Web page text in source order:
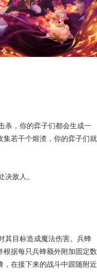
杀，你的弈子们都会生成一
集若干个熔渣，你的弈子们就
敌人。
其目标造成魔法伤害。兵蜂
据每只兵蜂额外附加固定数
在接下来的战斗中跟随附近